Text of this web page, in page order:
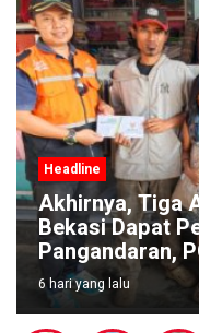
Asal